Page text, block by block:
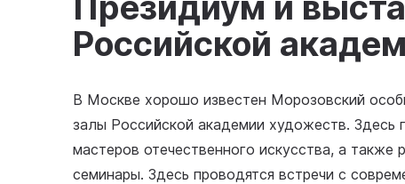
Российской
В Москве хорошо известен Морозовский
залы Российской академии художеств. Здесь
мастеров отечественного искусства, а
семинары. Здесь проводятся встречи с